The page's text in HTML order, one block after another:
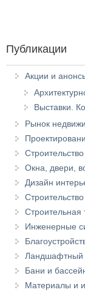
Публикации
Акции и
Выставки.
Рынок
Окна, двери,
Дизайн
Строительная
Инженерные
Ландшафтный
Бани и
Материалы и